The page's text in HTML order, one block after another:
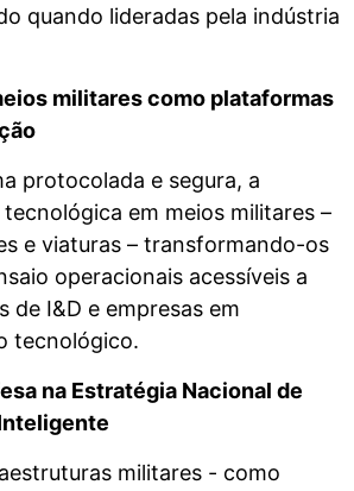
quando lideradas pela indústria
militares como plataformas
protocolada e segura, a
em meios militares –
e viaturas – transformando-os
operacionais acessíveis a
de I&D e empresas em
tecnológico.
na Estratégia Nacional de
militares - como